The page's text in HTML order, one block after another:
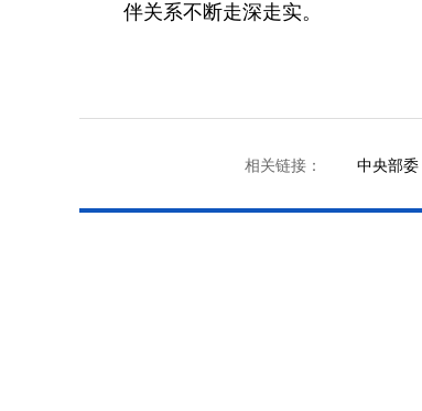
伴关系不断走深走实。
相关链接： 中央部委